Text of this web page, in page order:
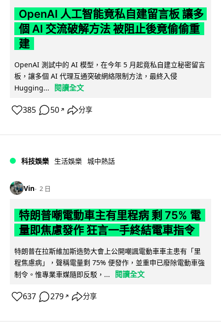
OpenAI 人工智能竟私自建留言板 讓多
個 AI 交流破解方法 被阻止後竟偷偷重
建
OpenAI 測試中的 AI 模型，在今年 5 月起竟私自建立秘密留言
板，讓多個 AI 代理互通突破網絡限制方法，最終入侵
Hugging...
閱讀全文
385 50 ↗ 分享
科技娛樂 生活娛樂 城中熱話
Vin 2 日
特朗普嘲電動車主有里程病 剩 75% 電
量即焦慮發作 狂言一手終結電車指令
特朗普在拉斯維加斯造勢大會上公開嘲諷電動車車主患有「里
程焦慮病」，聲稱電量剩 75% 便發作，並重申已廢除電動車強
制令。惟專業車媒隨即反駁，...
閱讀全文
637 279 ↗ 分享